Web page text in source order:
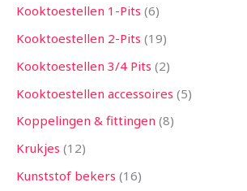
Kooktoestellen 1-Pits 6
Kooktoestellen 2-Pits 19
Kooktoestellen 3/4 Pits 2
Kooktoestellen accessoires 5
Koppelingen & fittingen 8
Krukjes 12
Kunststof bekers 16